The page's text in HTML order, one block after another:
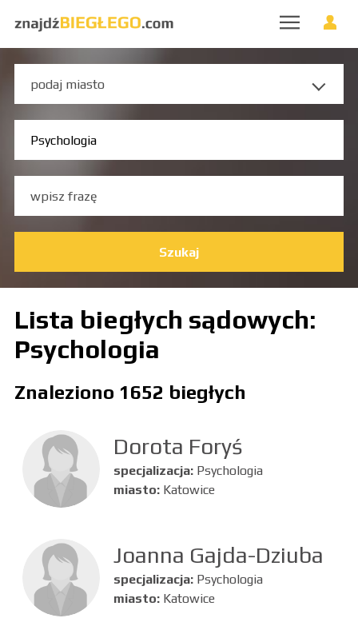
Szukaj
Lista biegłych sądowych:
Psychologia
Znaleziono 1652 biegłych
Dorota Foryś
specjalizacja: Psychologia
miasto: Katowice
Joanna Gajda-Dziuba
specjalizacja: Psychologia
miasto: Katowice